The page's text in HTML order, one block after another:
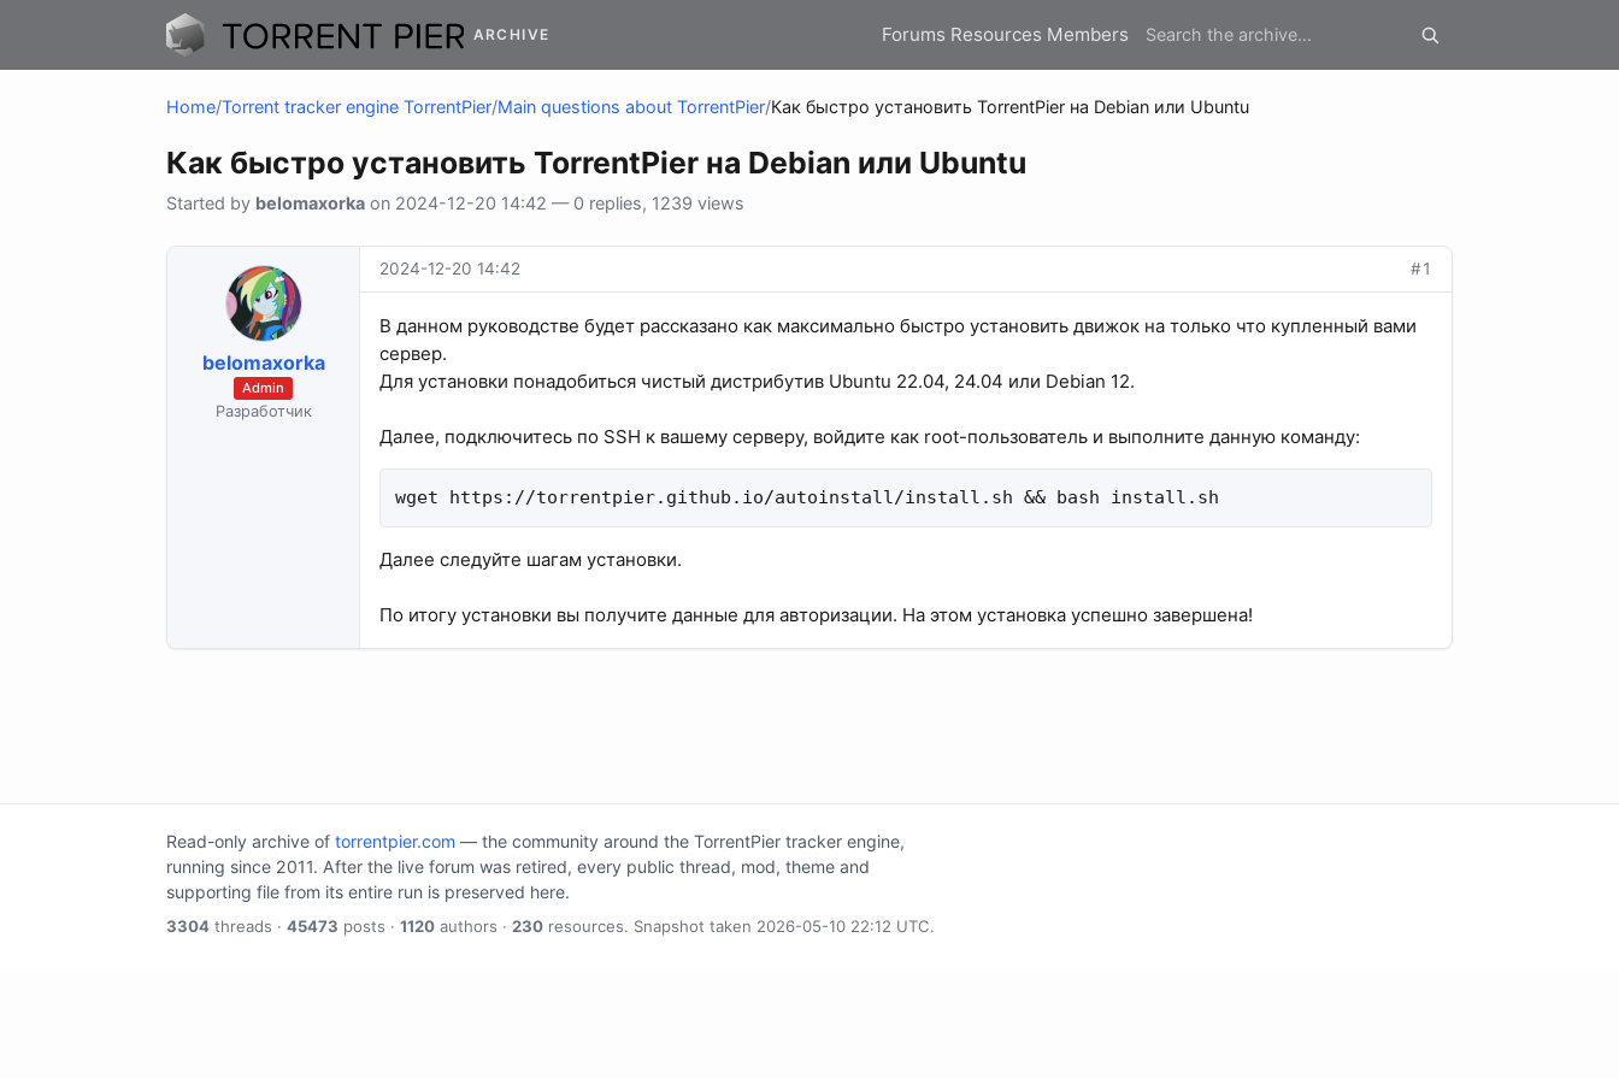
ARCHIVE Forums Resources Members
Home/Torrent tracker engine TorrentPier/Main questions about TorrentPier/Как быстро установить TorrentPier на Debian или Ubuntu
Как быстро установить TorrentPier на Debian или Ubuntu
Started by belomaxorka on 2024-12-20 14:42 — 0 replies, 1239 views
belomaxorka
Admin
Разработчик
2024-12-20 14:42 #1
В данном руководстве будет рассказано как максимально быстро установить движок на только что купленный вами
сервер.
Для установки понадобиться чистый дистрибутив Ubuntu 22.04, 24.04 или Debian 12.
Далее, подключитесь по SSH к вашему серверу, войдите как root-пользователь и выполните данную команду:
wget https://torrentpier.github.io/autoinstall/install.sh && bash install.sh
Далее следуйте шагам установки.
По итогу установки вы получите данные для авторизации. На этом установка успешно завершена!
Read-only archive of torrentpier.com — the community around the TorrentPier tracker engine,
running since 2011. After the live forum was retired, every public thread, mod, theme and
supporting file from its entire run is preserved here.
3304 threads · 45473 posts · 1120 authors · 230 resources. Snapshot taken 2026-05-10 22:12 UTC.